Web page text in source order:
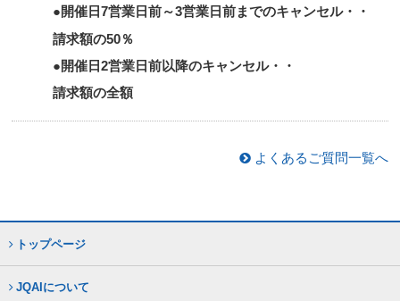
●開催日7営業日前～3営業日前までのキャンセル・・
請求額の50％
●開催日2営業日前以降のキャンセル・・
請求額の全額
よくあるご質問一覧へ
トップページ
JQAIについて